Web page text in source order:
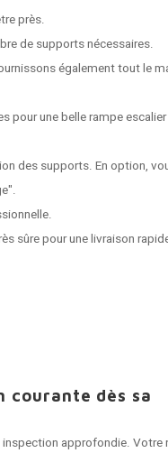
près.
de supports nécessaires.
également tout le
pour une belle rampe
des supports. En option,
sûre pour une livraison
courante dès sa
approfondie. Votre